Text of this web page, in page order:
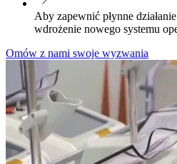
Aby zapewnić płynne
wdrożenie nowego systemu
Omów z nami swoje wyzwania